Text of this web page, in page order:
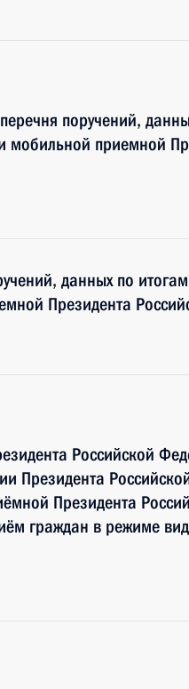
поручений,
мобильной приемной
данных по
Президента
Российской
Президента
Президента
граждан в режиме